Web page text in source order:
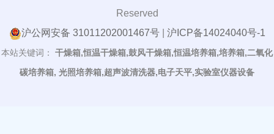
Reserved
沪公网安备 31011202001467号| 沪ICP备14024040号-1
本站关键词：
干燥箱,恒温干燥箱,鼓风干燥箱,恒温培养箱,培养箱,二氧化
碳培养箱, 光照培养箱,超声波清洗器,电子天平,实验室仪器设备